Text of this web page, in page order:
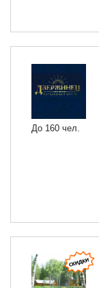
До 160 чел.